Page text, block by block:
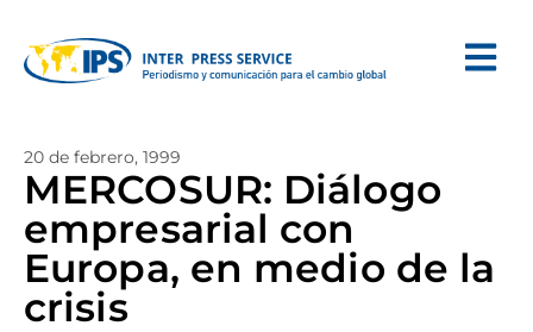
20 de febrero, 1999
MERCOSUR: Diálogo
empresarial con
Europa, en medio de la
crisis